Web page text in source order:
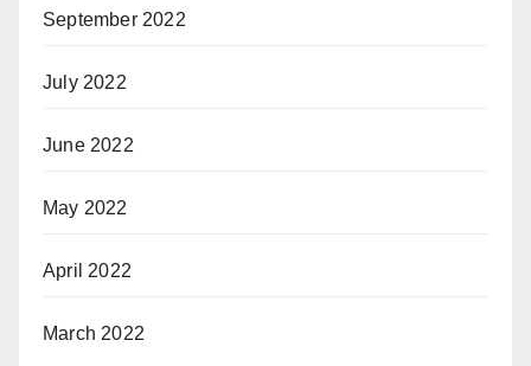
September 2022
July 2022
June 2022
May 2022
April 2022
March 2022